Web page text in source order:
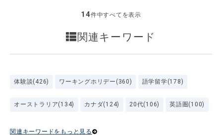
14件中すべてを表示
関連キーワード
体験談(426) ワーキングホリデー(360) 語学留学(178)
オーストラリア(134) カナダ(124) 20代(106) 英語圏(100)
関連キーワードをもっと見る